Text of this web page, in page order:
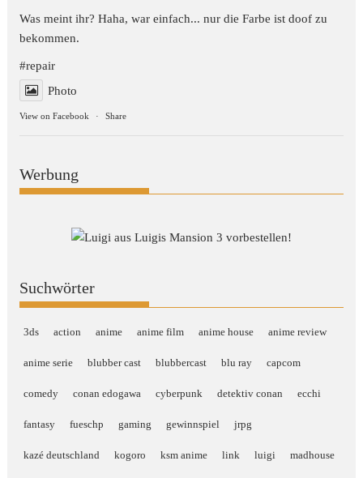
Was meint ihr? Haha, war einfach... nur die Farbe ist doof zu
bekommen.
#repair
Photo
View on Facebook · Share
Werbung
Suchwörter
3ds action anime anime film anime house anime review
anime serie blubber cast blubbercast blu ray capcom
comedy conan edogawa cyberpunk detektiv conan ecchi
fantasy fueschp gaming gewinnspiel jrpg
kazé deutschland kogoro ksm anime link luigi madhouse